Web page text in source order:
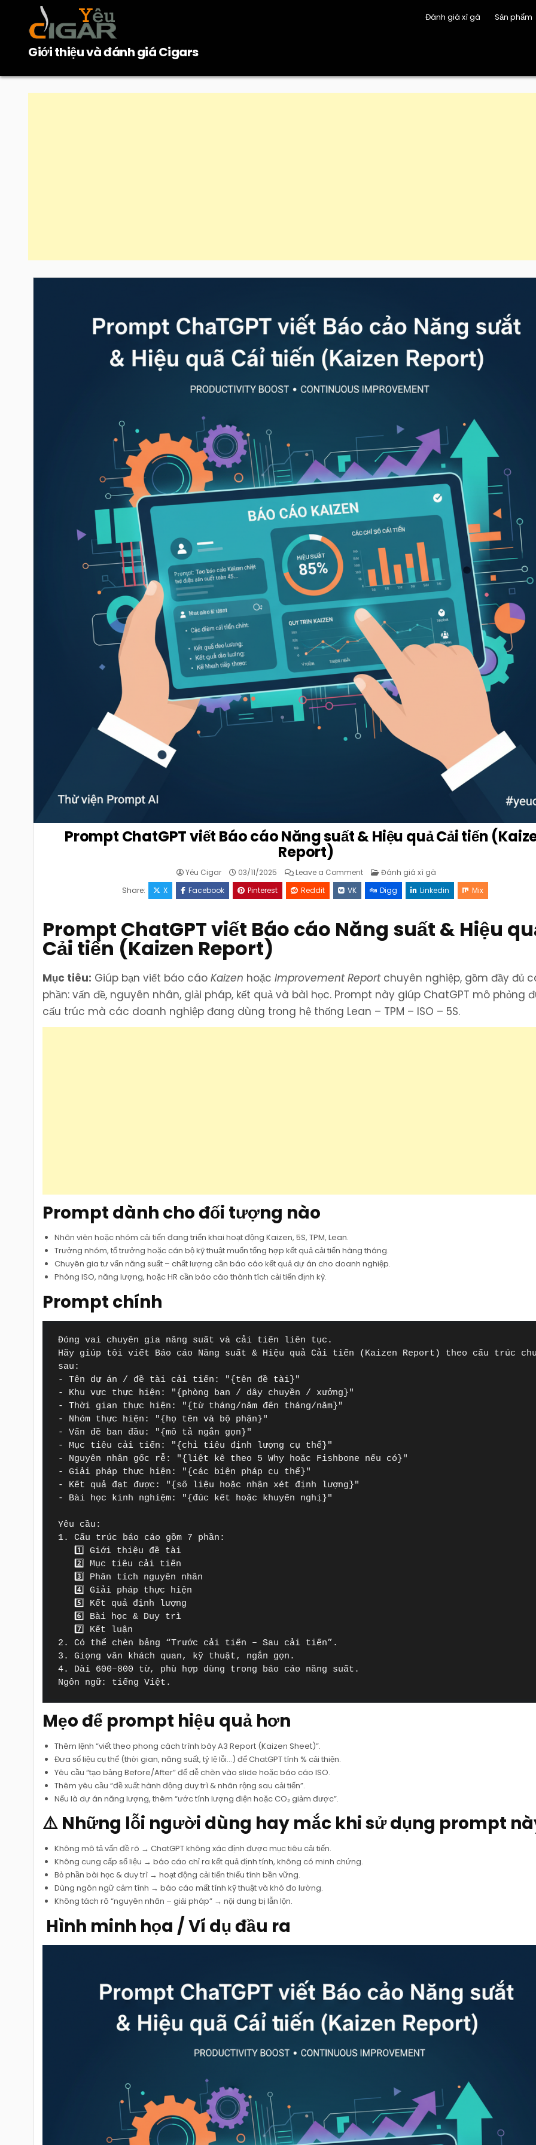
content
Giới thiệu và đánh giá Cigars
Đánh giá xì gà Sản phẩm
Prompt ChatGPT viết Báo cáo Năng suất & Hiệu quả Cải tiến
Report)
Yêu Cigar 03/11/2025 Leave a Commenton
Prompt
ChatGPT
viết
Báo
&
Hiệu
Report)
Posted
Đánh giá xì gà
Share:
X Facebook Pinterest Reddit VK Digg Linkedin Mix
Prompt ChatGPT viết Báo cáo Năng suất & Hiệu
Cải tiến (Kaizen Report)
Mục tiêu: Giúp bạn viết báo cáoKaizen hoặcImprovement Reportchuyên nghiệp, gồm đầy đủ
phần: vấn đề, nguyên nhân, giải pháp, kết quả và bài học. Prompt này giúp ChatGPT mô phỏng
cấu trúc mà các doanh nghiệp đang dùng trong hệ thống Lean – TPM – ISO – 5S.
Prompt dành cho đối tượng nào
Nhân viên hoặc nhóm cải tiến đang triển khai hoạt động Kaizen, 5S, TPM, Lean.
Trưởng nhóm, tổ trưởng hoặc cán bộ kỹ thuật muốn tổng hợp kết quả cải tiến hàng tháng.
Chuyên gia tư vấn năng suất – chất lượng cần báo cáo kết quả dự án cho doanh nghiệp.
Phòng ISO, năng lượng, hoặc HR cần báo cáo thành tích cải tiến định kỳ.
Prompt chính
Đóng vai chuyên gia năng suất và cải tiến liên tục.
Hãy giúp tôi viết Báo cáo Năng suất & Hiệu quả Cải tiến (Kaizen Report) theo cấu trúc
sau:
- Tên dự án / đề tài cải tiến: "{tên đề tài}"
- Khu vực thực hiện: "{phòng ban / dây chuyền / xưởng}"
- Thời gian thực hiện: "{từ tháng/năm đến tháng/năm}"
- Nhóm thực hiện: "{họ tên và bộ phận}"
- Vấn đề ban đầu: "{mô tả ngắn gọn}"
- Mục tiêu cải tiến: "{chỉ tiêu định lượng cụ thể}"
- Nguyên nhân gốc rễ: "{liệt kê theo 5 Why hoặc Fishbone nếu có}"
- Giải pháp thực hiện: "{các biện pháp cụ thể}"
- Kết quả đạt được: "{số liệu hoặc nhận xét định lượng}"
- Bài học kinh nghiệm: "{đúc kết hoặc khuyến nghị}"
Yêu cầu:
1. Cấu trúc báo cáo gồm 7 phần:
2. Có thể chèn bảng “Trước cải tiến – Sau cải tiến”.
3. Giọng văn khách quan, kỹ thuật, ngắn gọn.
4. Dài 600–800 từ, phù hợp dùng trong báo cáo năng suất.
Ngôn ngữ: tiếng Việt.
Mẹo để prompt hiệu quả hơn
Thêm lệnh “viết theo phong cách trình bày A3 Report (Kaizen Sheet)”.
Đưa số liệu cụ thể (thời gian, năng suất, tỷ lệ lỗi…) để ChatGPT tính % cải thiện.
Yêu cầu “tạo bảng Before/After” để dễ chèn vào slide hoặc báo cáo ISO.
Thêm yêu cầu “đề xuất hành động duy trì & nhân rộng sau cải tiến”.
Nếu là dự án năng lượng, thêm “ước tính lượng điện hoặc CO₂ giảm được”.
⚠️ Những lỗi người dùng hay mắc khi sử dụng prompt
Không mô tả vấn đề rõ → ChatGPT không xác định được mục tiêu cải tiến.
Không cung cấp số liệu → báo cáo chỉ ra kết quả định tính, không có minh chứng.
Bỏ phần bài học & duy trì → hoạt động cải tiến thiếu tính bền vững.
Dùng ngôn ngữ cảm tính → báo cáo mất tính kỹ thuật và khó đo lường.
Không tách rõ “nguyên nhân – giải pháp” → nội dung bị lẫn lộn.
️ Hình minh họa / Ví dụ đầu ra